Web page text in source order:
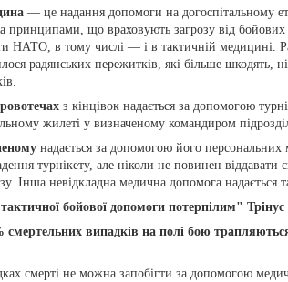
— це надання допомоги на догоспітальному
принципами, що враховують загрозу від бойових
НАТО, в тому числі — і в тактичній медицині.
радянських пережитків, які більше шкодять,
з кінцівок надається за допомогою
жилеті у визначеному командиром
надається за допомогою його
турнікету, але ніколи не повинен
Інша невідкладна медична допомога надається
бойової допомоги потерпілим"
випадків на полі бою
смерті не можна запобігти за допомогою